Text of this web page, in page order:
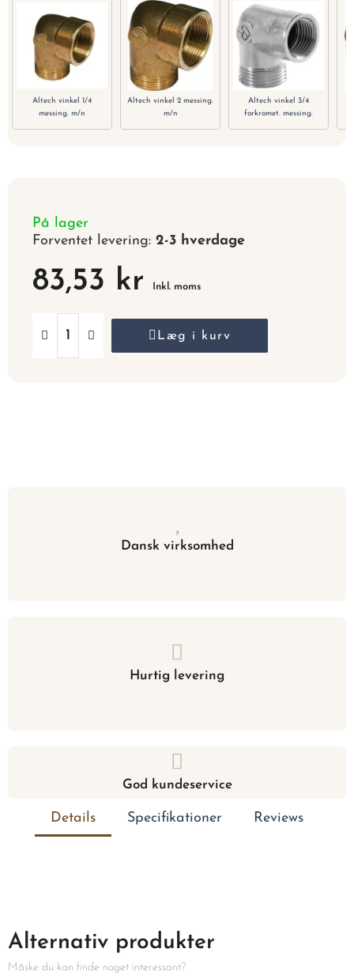
Altech vinkel 1/4
messing. m/n
Altech vinkel 2 messing.
m/n
Altech vinkel 3/4
forkromet. messing.
På lager
Forventet levering: 2-3 hverdage
83,53 kr Inkl. moms
Læg i kurv
Dansk virksomhed
Hurtig levering
God kundeservice
Details Specifikationer Reviews
Alternativ produkter
Måske du kan finde noget interessant?